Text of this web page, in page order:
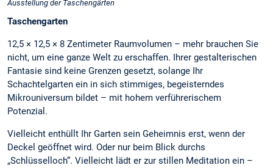
Ausstellung der Taschengärten
Taschengarten
12,5 × 12,5 × 8 Zentimeter Raumvolumen – mehr brauchen Sie
nicht, um eine ganze Welt zu erschaffen. Ihrer gestalterischen
Fantasie sind keine Grenzen gesetzt, solange Ihr
Schachtelgarten ein in sich stimmiges, begeisterndes
Mikrouniversum bildet – mit hohem verführerischem
Potenzial.
Vielleicht enthüllt Ihr Garten sein Geheimnis erst, wenn der
Deckel geöffnet wird. Oder nur beim Blick durchs
„Schlüsselloch“. Vielleicht lädt er zur stillen Meditation ein –